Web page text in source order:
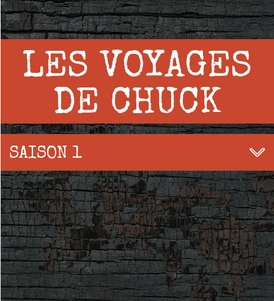
LES VOYAGES
DE CHUCK
SAISON 1